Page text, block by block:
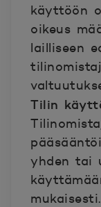
käyttöön
oikeus
lailliseen
Tilin
yhden tai
mukaisesti.